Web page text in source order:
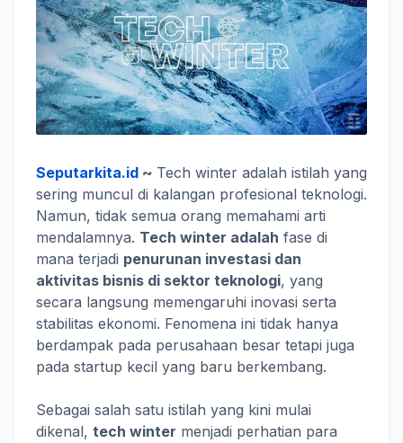
Seputarkita.id ~ Tech winter adalah istilah yang
sering muncul di kalangan profesional teknologi.
Namun, tidak semua orang memahami arti
mendalamnya. Tech winter adalah fase di
mana terjadi penurunan investasi dan
aktivitas bisnis di sektor teknologi, yang
secara langsung memengaruhi inovasi serta
stabilitas ekonomi. Fenomena ini tidak hanya
berdampak pada perusahaan besar tetapi juga
pada startup kecil yang baru berkembang.
Sebagai salah satu istilah yang kini mulai
dikenal, tech winter menjadi perhatian para